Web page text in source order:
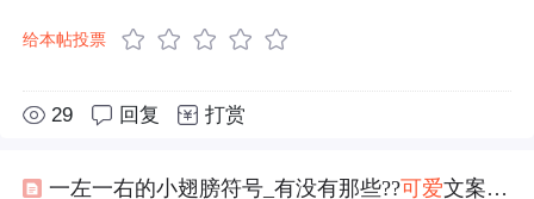
给本帖投票
29 回复 打赏
一左一右的小翅膀符号_有没有那些??可爱文案??特殊符号??的句子？？